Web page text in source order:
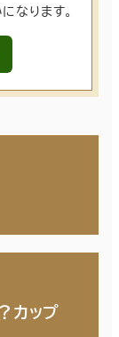
なります。
カップ